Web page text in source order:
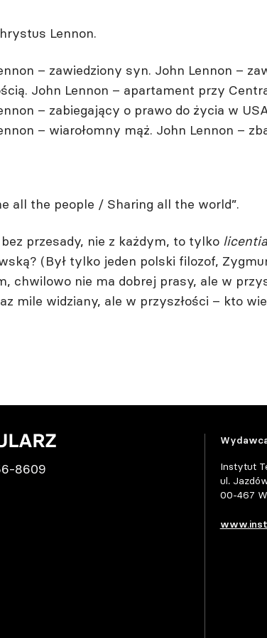
Lennon.
– zawiedziony syn. John Lennon –
John Lennon – apartament przy
– zabiegający o prawo do życia w
– wiarołomny mąż. John Lennon –
all the people / Sharing all the world”.
bez przesady, nie z każdym, to tylko
(Był tylko jeden polski filozof,
chwilowo nie ma dobrej prasy, ale w
mile widziany, ale w przyszłości – kto
8609
Instytut
ul.
00-467